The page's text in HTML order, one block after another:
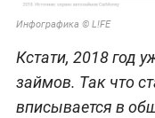
Инфографика © L!FE
Кстати, 2018 год
займов. Так что
вписывается в